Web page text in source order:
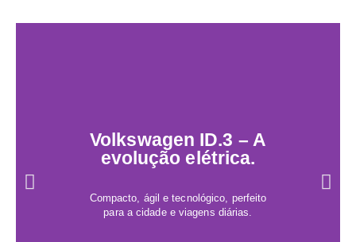
Volkswagen ID.3 – A
evolução elétrica.
Compacto, ágil e tecnológico, perfeito
para a cidade e viagens diárias.